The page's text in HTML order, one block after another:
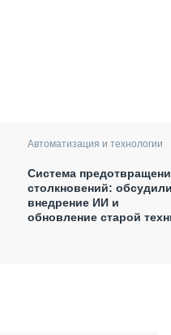
Автоматизация и технологии
Система
столкновений:
внедрение ИИ и
обновление старой